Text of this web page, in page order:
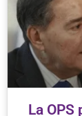
La OPS